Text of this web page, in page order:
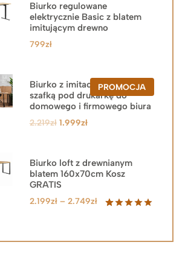
Biurko regulowane
elektrycznie Basic z blatem
imitującym drewno
799zł
PROMOCJAPRODUKT
W
Biurko z imitacją drewna z
szafką pod drukarkę do
domowego i firmowego biura
2.219zł Pierwotna
2.219zł.
1.999złAktualna
1.999zł.
Biurko loft z drewnianym
blatem 160x70cm Kosz
GRATIS
2.199zł – 2.749złZakres
2.199zł